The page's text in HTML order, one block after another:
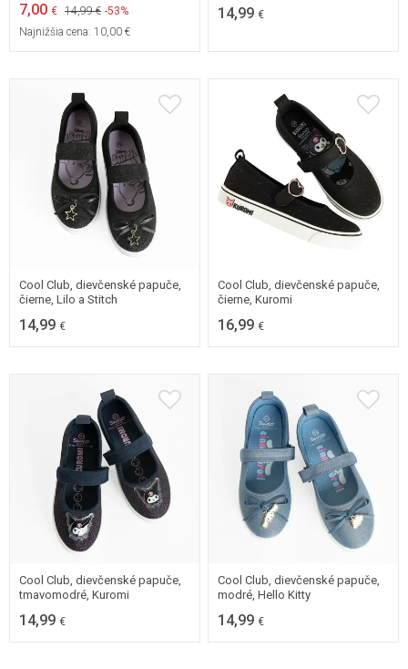
7,00 € 14,99 € -53%
Najnižšia cena: 10,00 €
14,99 €
32 33
36
Cool Club, dievčenské papuče,
čierne, Lilo a Stitch
14,99 €
32 33
Cool Club, dievčenské papuče,
čierne, Kuromi
16,99 €
32
Cool Club, dievčenské papuče,
tmavomodré, Kuromi
14,99 €
31 32 33
34
Cool Club, dievčenské papuče,
modré, Hello Kitty
14,99 €